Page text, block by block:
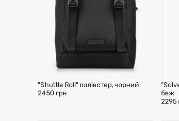
"Shuttle Roll" поліестер, чорний
2450 грн беж
2295